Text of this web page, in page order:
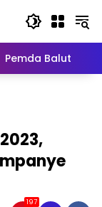
Pemda Balut
197